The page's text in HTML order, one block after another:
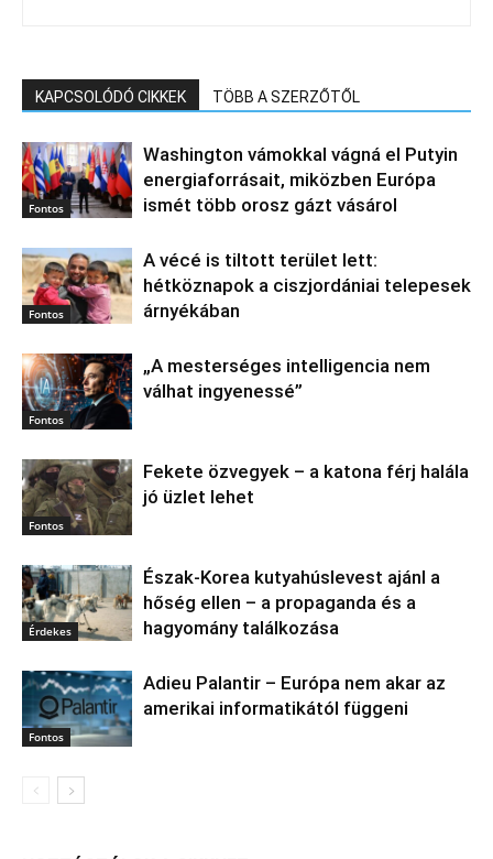
KAPCSOLÓDÓ CIKKEK TÖBB A SZERZŐTŐL
Fontos
Washington vámokkal vágná el Putyin
energiaforrásait, miközben Európa
ismét több orosz gázt vásárol
Fontos
A vécé is tiltott terület lett:
hétköznapok a ciszjordániai telepesek
árnyékában
Fontos
„A mesterséges intelligencia nem
válhat ingyenessé”
Fontos
Fekete özvegyek – a katona férj halála
jó üzlet lehet
Érdekes
Észak‑Korea kutyahúslevest ajánl a
hőség ellen – a propaganda és a
hagyomány találkozása
Fontos
Adieu Palantir – Európa nem akar az
amerikai informatikától függeni